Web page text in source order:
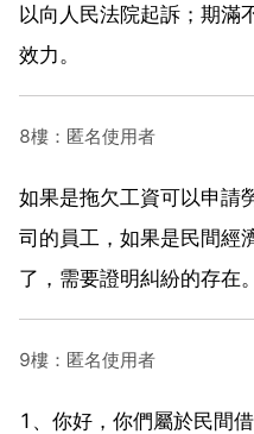
以向人民法院起訴；期滿
效力。
8樓：匿名使用者
如果是拖欠工資可以申請
司的員工，如果是民間經
了，需要證明糾紛的存在。
9樓：匿名使用者
1、你好，你們屬於民間